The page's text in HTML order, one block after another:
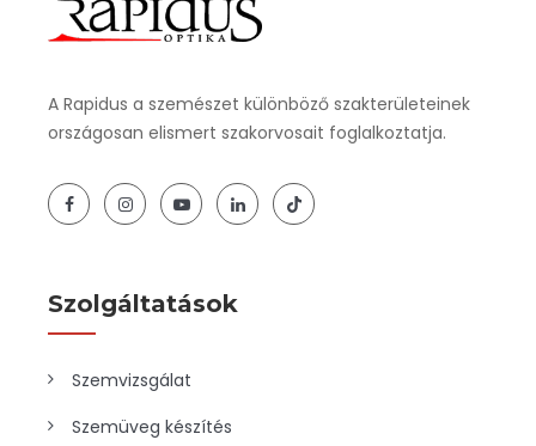
A Rapidus a szemészet különböző szakterületeinek
országosan elismert szakorvosait foglalkoztatja.
Szolgáltatások
Szemvizsgálat
Szemüveg készítés